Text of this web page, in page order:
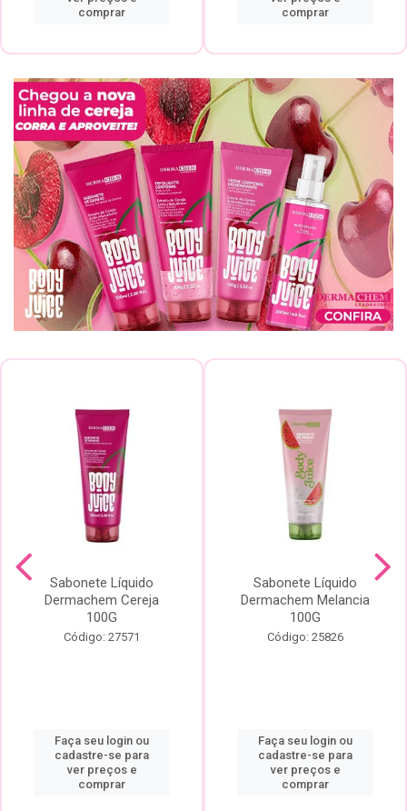
comprar
comprar
Sabonete Líquido
Dermachem Cereja
100G
Código: 27571
Faça seu login ou
cadastre-se para
ver preços e
comprar
Sabonete Líquido
Dermachem Melancia
100G
Código: 25826
Faça seu login ou
cadastre-se para
ver preços e
comprar